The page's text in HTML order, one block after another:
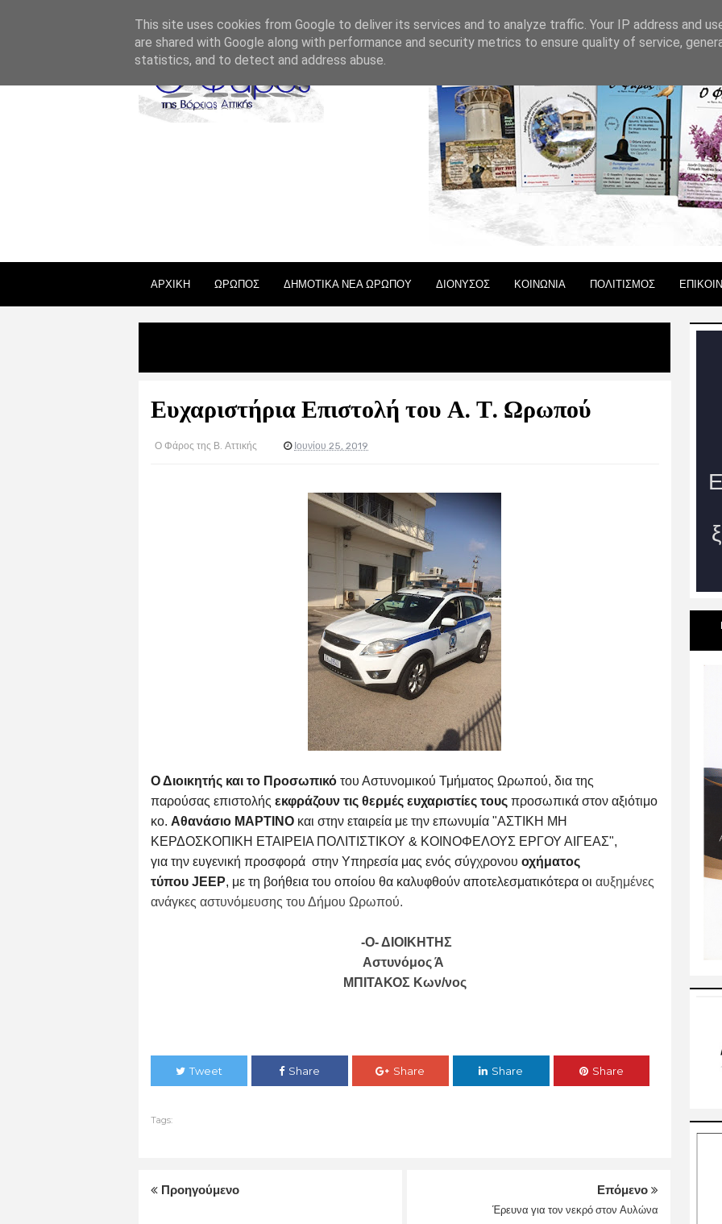
ΑΡΧΙΚΗ ΩΡΩΠΟΣ ΔΗΜΟΤΙΚΑ ΝΕΑ ΩΡΩΠΟΥ ΔΙΟΝΥΣΟΣ ΚΟΙΝΩΝΙΑ ΠΟΛΙΤΙΣΜΟΣ
Ευχαριστήρια Επιστολή του Α. Τ. Ωρωπού
Ο Φάρος της Β. Αττικής Ιουνίου 25, 2019
Ο Διοικητής και το Προσωπικό του Αστυνομικού Τμήματος Ωρωπού, δια της
παρούσας επιστολής εκφράζουν τις θερμές ευχαριστίες τους προσωπικά στον αξιότιμο
κο. Αθανάσιο ΜΑΡΤΙΝΟ και στην εταιρεία με την επωνυμία "ΑΣΤΙΚΗ ΜΗ
ΚΕΡΔΟΣΚΟΠΙΚΗ ΕΤΑΙΡΕΙΑ ΠΟΛΙΤΙΣΤΙΚΟΥ & ΚΟΙΝΟΦΕΛΟΥΣ ΕΡΓΟΥ ΑΙΓΕΑΣ",
για την ευγενική προσφορά στην Υπηρεσία μας ενός σύγχρονου οχήματος
τύπου JEEP, με τη βοήθεια του οποίου θα καλυφθούν αποτελεσματικότερα οι αυξημένες
ανάγκες αστυνόμευσης του Δήμου Ωρωπού.
-Ο- ΔΙΟΙΚΗΤΗΣ
Αστυνόμος Ά
ΜΠΙΤΑΚΟΣ Κων/νος
Tweet Share Share Share Share
Tags:
Προηγούμενο Επόμενο
Έρευνα για τον νεκρό στον Αυλώνα
This site uses cookies from Google to deliver its services and to analyze traffic. Your IP address and
are shared with Google along with performance and security metrics to ensure quality of service,
statistics, and to detect and address abuse.